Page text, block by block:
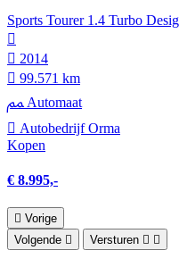
Sports Tourer 1.4 Turbo
2014
99.571 km
Automaat
Autobedrijf Orma
Kopen
€ 8.995,-
Vorige
Volgende
Versturen